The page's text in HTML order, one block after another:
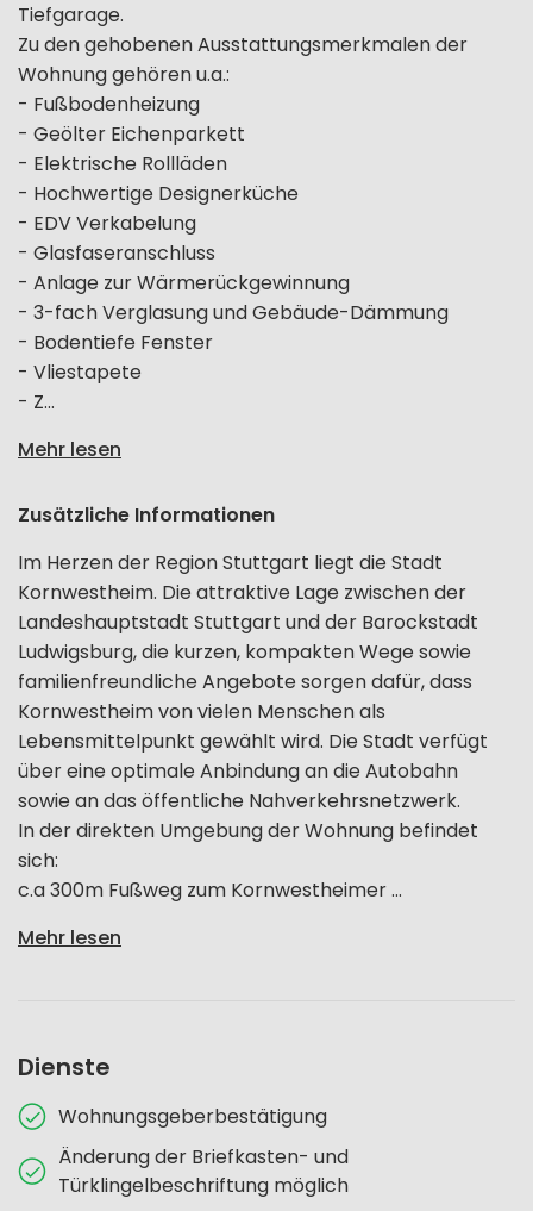
Tiefgarage.
Zu den gehobenen Ausstattungsmerkmalen der
Wohnung gehören u.a.:
- Fußbodenheizung
- Geölter Eichenparkett
- Elektrische Rollläden
- Hochwertige Designerküche
- EDV Verkabelung
- Glasfaseranschluss
- Anlage zur Wärmerückgewinnung
- 3-fach Verglasung und Gebäude-Dämmung
- Bodentiefe Fenster
- Vliestapete
- Z...
Mehr lesen
Zusätzliche Informationen
Im Herzen der Region Stuttgart liegt die Stadt
Kornwestheim. Die attraktive Lage zwischen der
Landeshauptstadt Stuttgart und der Barockstadt
Ludwigsburg, die kurzen, kompakten Wege sowie
familienfreundliche Angebote sorgen dafür, dass
Kornwestheim von vielen Menschen als
Lebensmittelpunkt gewählt wird. Die Stadt verfügt
über eine optimale Anbindung an die Autobahn
sowie an das öffentliche Nahverkehrsnetzwerk.
In der direkten Umgebung der Wohnung befindet
sich:
c.a 300m Fußweg zum Kornwestheimer ...
Mehr lesen
Dienste
Wohnungsgeberbestätigung
Änderung der Briefkasten- und
Türklingelbeschriftung möglich